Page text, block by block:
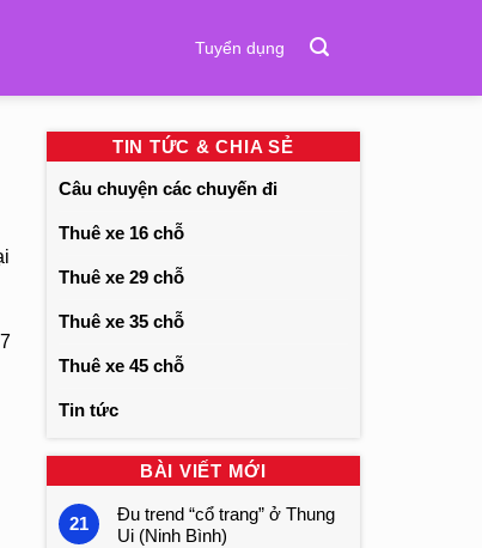
Tuyển dụng
TIN TỨC & CHIA SẺ
Câu chuyện các chuyến đi
Thuê xe 16 chỗ
Thuê xe 29 chỗ
Thuê xe 35 chỗ
Thuê xe 45 chỗ
Tin tức
BÀI VIẾT MỚI
21
Đu trend “cổ trang” ở Thung
Ui (Ninh Bình)